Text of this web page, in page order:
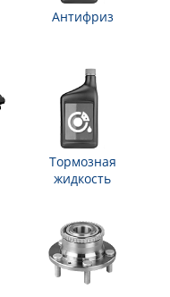
Антифриз
Тормозная
жидкость